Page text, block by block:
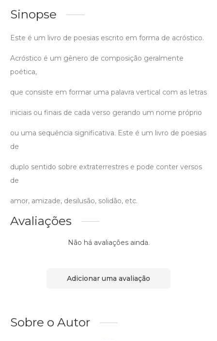
Sinopse
Este é um livro de poesias escrito em forma de acróstico.
Acróstico é um gênero de composição geralmente
poética,
que consiste em formar uma palavra vertical com as letras
iniciais ou finais de cada verso gerando um nome próprio
ou uma sequência significativa. Este é um livro de poesias
de
duplo sentido sobre extraterrestres e pode conter versos
de
amor, amizade, desilusão, solidão, etc.
Avaliações
Não há avaliações ainda.
Adicionar uma avaliação
Sobre o Autor